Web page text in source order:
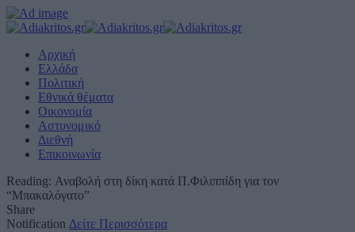
Αρχική
Ελλάδα
Πολιτική
Εθνικά θέματα
Οικονομία
Αστυνομικό
Διεθνή
Επικοινωνία
Reading: Αναβολή στη δίκη κατά Π.Φιλιππίδη για τον
“Μπακαλόγατο”
Share
Notification Δείτε Περισσότερα